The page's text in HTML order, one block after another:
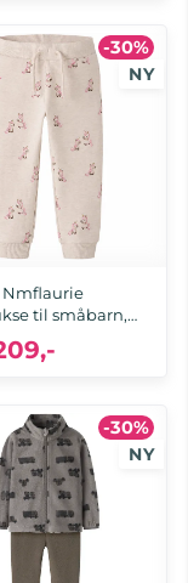
-30%
Nmflaurie
til småbarn,
-30%